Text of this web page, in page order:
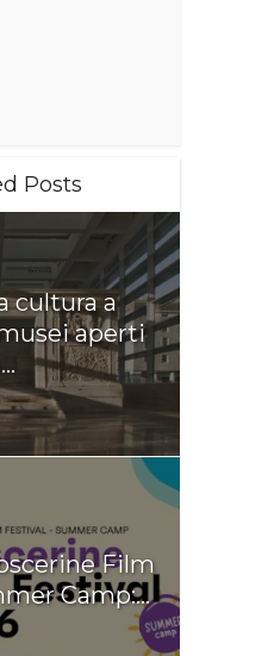
Posts
cultura a
aperti
Film
Camp:...